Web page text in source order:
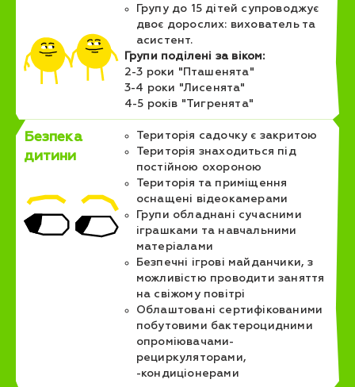
Групу до 15 дітей супроводжує
двоє дорослих: вихователь та
асистент.
Групи поділені за віком:
2-3 роки "Пташенята"
3-4 роки "Лисенята"
4-5 років "Тигренята"
Безпека
дитини
Територія садочку є закритою
Територія знаходиться під
постійною охороною
Територія та приміщення
оснащені відеокамерами
Групи обладнані сучасними
іграшками та навчальними
матеріалами
Безпечні ігрові майданчики, з
можливістю проводити заняття
на свіжому повітрі
Облаштовані сертифікованими
побутовими бактероцидними
опроміювачами-
рециркуляторами,
-кондиціонерами